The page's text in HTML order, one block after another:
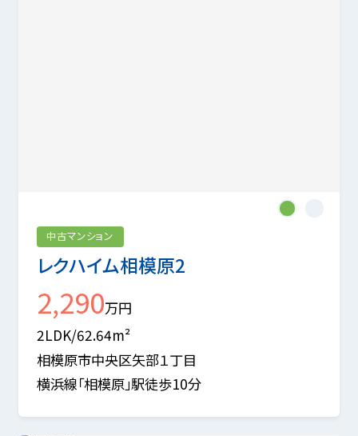
レクハイム相模原2
中古マンション
2,290万円
2LDK/62.64m²
相模原市中央区矢部１丁目
横浜線「相模原」駅徒歩10分